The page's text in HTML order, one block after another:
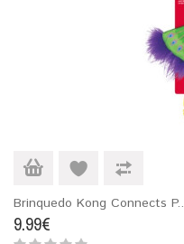
Brinquedo Kong Connects P..
9.99€